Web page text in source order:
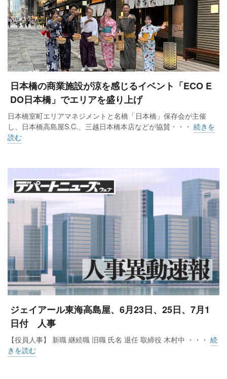
日本橋の商業施設が涼を感じるイベント「ECO E
DO日本橋」でエリアを盛り上げ
日本橋室町エリアマネジメントと名橋「日本橋」保存会が主催
し、日本橋高島屋S.C.、三越日本橋本店などが協賛・・・ 続きを
読む
ジェイアール東海高島屋、6月23日、25日、7月1
日付 人事
【役員人事】 新職 継続職 旧職 氏名 退任 取締役 木村中 ・・・ 続
きを読む